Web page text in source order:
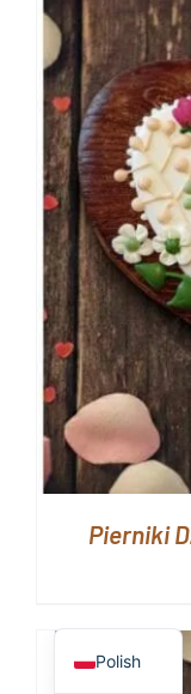
Pierniki
Polish